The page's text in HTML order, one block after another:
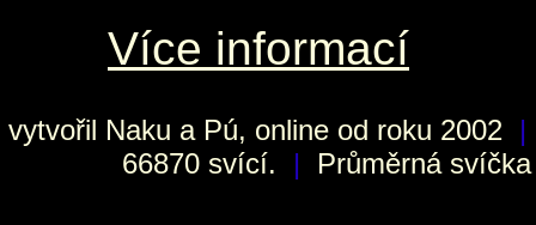
Více informací
vytvořil Naku a Pú, online od roku 2002 |
66870 svící.
| Průměrná